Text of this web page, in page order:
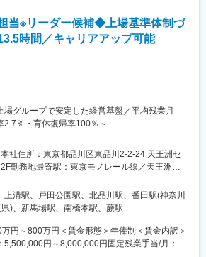
を活用した独自ビジネスがございます。
ント運営にも強みを保有しており、業績好調で
定める業務
当※リーダー候補◆上場基準体制づ
時間／キャリアアップ可能
場グループで安定した経営基盤／平均残業月
2.7％・育休復帰率100％～
労務体制を上場基準レベルへ引き上げるフェー
在は少人数体制のため、体制強化をするための
実務を担いながら、制度・仕組みづくりまで一
ただける方を募集します。
ーション業務を中心にご担当いただき、将来的
を担っていただくことを想定しています。
社住所：東京都品川区東品川2-2-24 天王洲セ
勤務地最寄駅：東京モノレール線／天王洲ア
策：屋内全面禁煙＜勤務地詳細2＞相模原倉庫住
原市中央区田名字赤坂3700-1 受動喫煙対策：屋
地詳細3＞戸田スタジオ住所：埼玉県戸田市下戸
ワーク含む）
上溝駅、戸田公園駅、北品川駅、番田駅(神奈川
)、新馬場駅、南橋本駅、蕨駅
円～800万円＜賃金形態＞年俸制＜賃金内訳＞
5,500,000円～8,000,000円固定残業手当/月：